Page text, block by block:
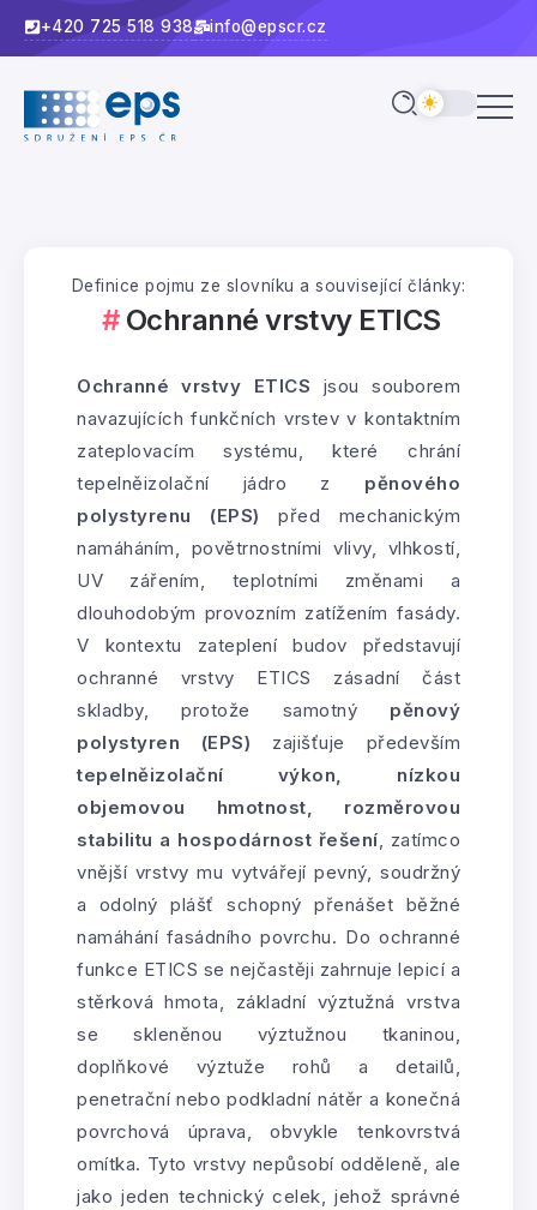
+420 725 518 938 info@epscr.cz
Definice pojmu ze slovníku a související články:
Ochranné vrstvy ETICS
Ochranné vrstvy ETICS jsou souborem
navazujících funkčních vrstev v kontaktním
zateplovacím systému, které chrání
tepelněizolační jádro z pěnového
polystyrenu (EPS) před mechanickým
namáháním, povětrnostními vlivy, vlhkostí,
UV zářením, teplotními změnami a
dlouhodobým provozním zatížením fasády.
V kontextu zateplení budov představují
ochranné vrstvy ETICS zásadní část
skladby, protože samotný pěnový
polystyren (EPS) zajišťuje především
tepelněizolační výkon, nízkou
objemovou hmotnost, rozměrovou
stabilitu a hospodárnost řešení, zatímco
vnější vrstvy mu vytvářejí pevný, soudržný
a odolný plášť schopný přenášet běžné
namáhání fasádního povrchu. Do ochranné
funkce ETICS se nejčastěji zahrnuje lepicí a
stěrková hmota, základní výztužná vrstva
se skleněnou výztužnou tkaninou,
doplňkové výztuže rohů a detailů,
penetrační nebo podkladní nátěr a konečná
povrchová úprava, obvykle tenkovrstvá
omítka. Tyto vrstvy nepůsobí odděleně, ale
jako jeden technický celek, jehož správné